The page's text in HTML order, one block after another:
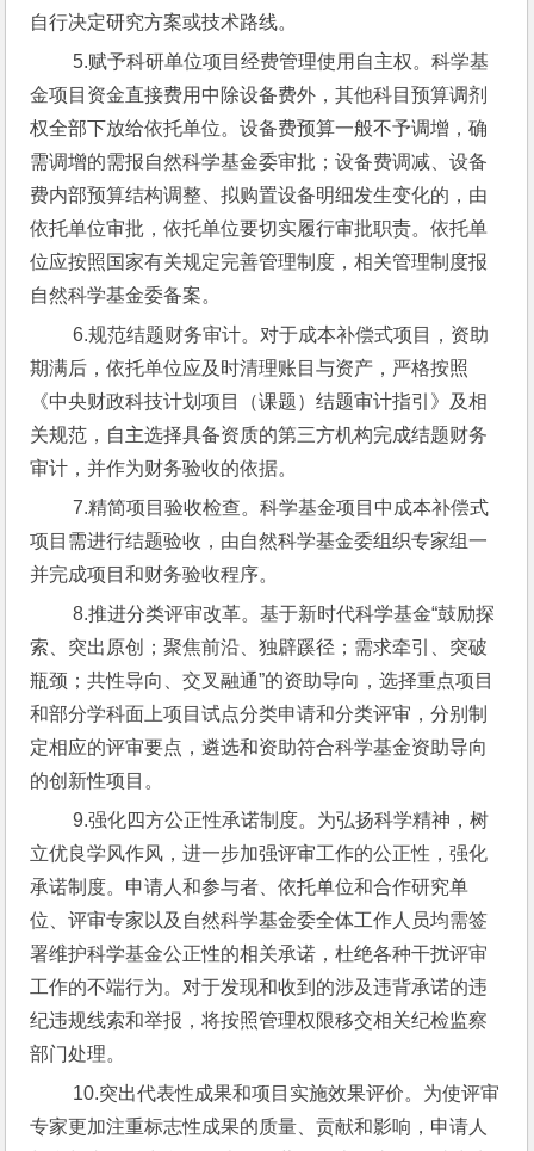
自行决定研究方案或技术路线。
金项目资金直接费用中除设备费外，其他科目预算调剂
权全部下放给依托单位。设备费预算一般不予调增，确
需调增的需报自然科学基金委审批；设备费调减、设备
费内部预算结构调整、拟购置设备明细发生变化的，由
依托单位审批，依托单位要切实履行审批职责。依托单
位应按照国家有关规定完善管理制度，相关管理制度报
自然科学基金委备案。
6.规范结题财务审计。对于成本补偿式项目，资助
期满后，依托单位应及时清理账目与资产，严格按照
《中央财政科技计划项目（课题）结题审计指引》及相
关规范，自主选择具备资质的第三方机构完成结题财务
审计，并作为财务验收的依据。
7.精简项目验收检查。科学基金项目中成本补偿式
项目需进行结题验收，由自然科学基金委组织专家组一
并完成项目和财务验收程序。
8.推进分类评审改革。基于新时代科学基金“鼓励探
索、突出原创；聚焦前沿、独辟蹊径；需求牵引、突破
瓶颈；共性导向、交叉融通”的资助导向，选择重点项目
和部分学科面上项目试点分类申请和分类评审，分别制
定相应的评审要点，遴选和资助符合科学基金资助导向
的创新性项目。
9.强化四方公正性承诺制度。为弘扬科学精神，树
立优良学风作风，进一步加强评审工作的公正性，强化
承诺制度。申请人和参与者、依托单位和合作研究单
位、评审专家以及自然科学基金委全体工作人员均需签
署维护科学基金公正性的相关承诺，杜绝各种干扰评审
工作的不端行为。对于发现和收到的涉及违背承诺的违
纪违规线索和举报，将按照管理权限移交相关纪检监察
部门处理。
专家更加注重标志性成果的质量、贡献和影响，申请人